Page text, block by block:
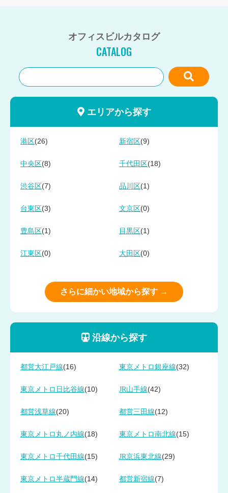
オフィスビルカタログ
CATALOG
エリアから探す
港区 (26) 新宿区 (9)
中央区 (8) 千代田区 (18)
渋谷区 (7) 品川区 (1)
台東区 (3) 文京区 (0)
豊島区 (1) 目黒区 (1)
江東区 (0) 大田区 (0)
さらに細かい地域から探す →
沿線から探す
都営大江戸線(16) 東京メトロ銀座線(32)
東京メトロ日比谷線(10) JR山手線(42)
都営浅草線(20) 都営三田線(12)
東京メトロ丸ノ内線(18) 東京メトロ南北線(15)
東京メトロ千代田線(15) JR京浜東北線(29)
東京メトロ半蔵門線(14) 都営新宿線(7)